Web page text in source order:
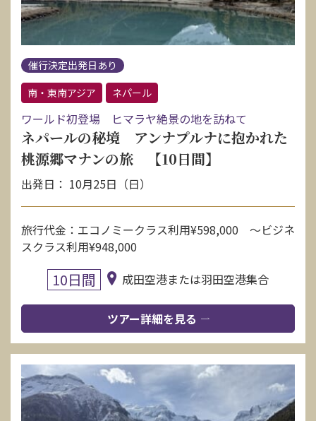
催行決定出発日あり
南・東南アジア
ネパール
ワールド初登場 ヒマラヤ絶景の地を訪ねて
ネパールの秘境 アンナプルナに抱かれた
桃源郷マナンの旅 【10日間】
出発日： 10月25日（日）
旅行代金：エコノミークラス利用¥598,000 〜ビジネ
スクラス利用¥948,000
10日間 成田空港または羽田空港集合
ツアー詳細を見る